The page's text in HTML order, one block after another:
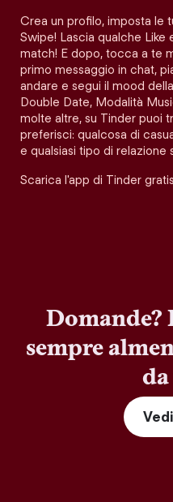
Crea un profilo, imposta le
Swipe! Lascia qualche
match! E dopo, tocca a te
primo messaggio in chat,
andare e segui il mood
Double Date, Modalità
molte altre, su Tinder puoi
preferisci: qualcosa di
e qualsiasi tipo di relazione
Scarica l'app di Tinder
Domande?
sempre